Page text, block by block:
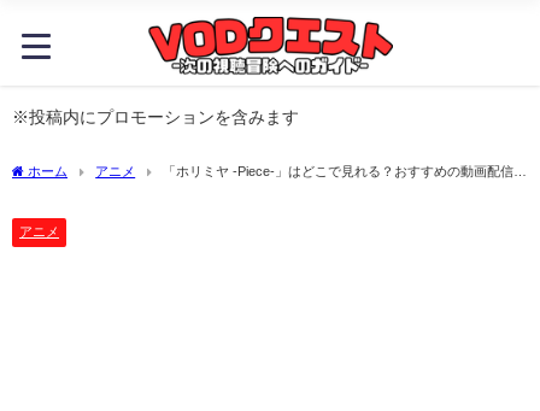
※投稿内にプロモーションを含みます
ホーム アニメ
「ホリミヤ -Piece-」はどこで見れる？おすすめの動画配信サ
アニメ